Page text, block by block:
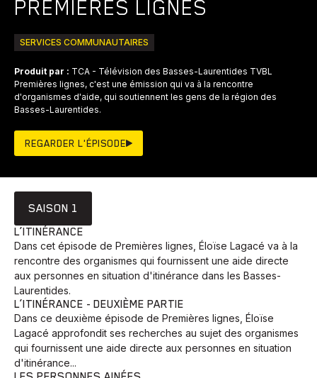
PREMIÈRES LIGNES
SERVICES COMMUNAUTAIRES
Produit par : TCA - Télévision des Basses-Laurentides TVBL
Premières lignes, c'est une émission qui va à la rencontre
d'organismes d'aide, qui soutiennent les gens de la région des
Basses-Laurentides.
REGARDER L'ÉPISODE
SAISON 1
L’ITINÉRANCE
Dans cet épisode de Premières lignes, Éloïse Lagacé va à la
rencontre des organismes qui fournissent une aide directe
aux personnes en situation d'itinérance dans les Basses-
Laurentides.
L’ITINÉRANCE - DEUXIÈME PARTIE
Dans ce deuxième épisode de Premières lignes, Éloïse
Lagacé approfondit ses recherches au sujet des organismes
qui fournissent une aide directe aux personnes en situation
d'itinérance...